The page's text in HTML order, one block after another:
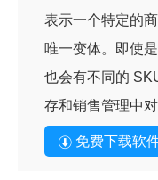
表示一个特定的
唯一变体。即使
也会有不同的
存和销售管理中
免费下载软